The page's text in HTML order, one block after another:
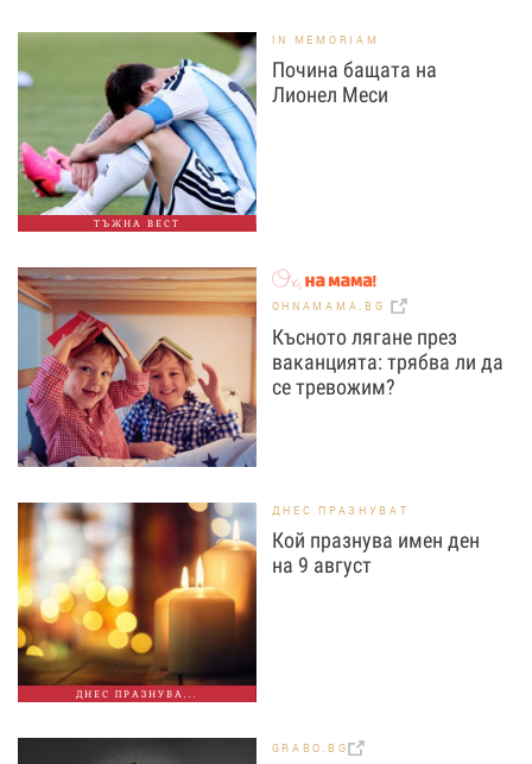
ТЪЖНА ВЕСТ
IN MEMORIAM
Почина бащата на
Лионел Меси
OHNAMAMA.BG
Късното лягане през
ваканцията: трябва ли да
се тревожим?
ДНЕС ПРАЗНУВА...
ДНЕС ПРАЗНУВАТ
Кой празнува имен ден
на 9 август
GRABO.BG